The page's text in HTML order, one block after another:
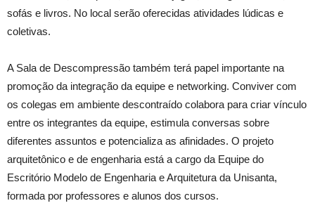
sofás e livros. No local serão oferecidas atividades lúdicas e
coletivas.
A Sala de Descompressão também terá papel importante na
promoção da integração da equipe e networking. Conviver com
os colegas em ambiente descontraído colabora para criar vínculo
entre os integrantes da equipe, estimula conversas sobre
diferentes assuntos e potencializa as afinidades. O projeto
arquitetônico e de engenharia está a cargo da Equipe do
Escritório Modelo de Engenharia e Arquitetura da Unisanta,
formada por professores e alunos dos cursos.